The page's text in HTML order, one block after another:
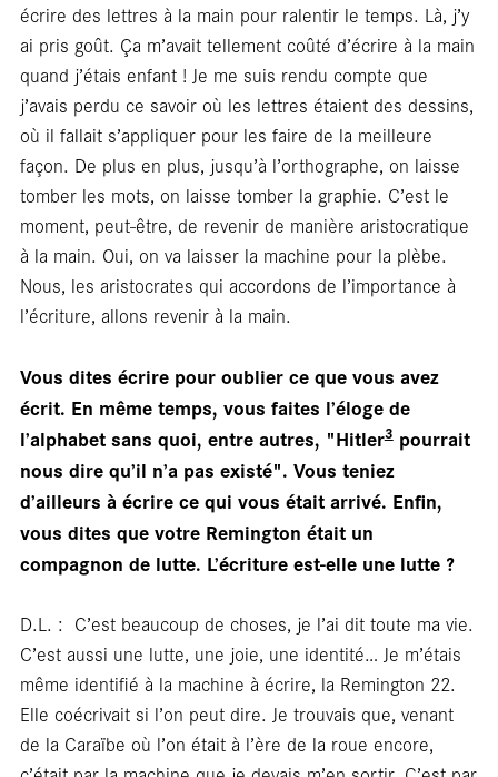
écrire des lettres à la main pour ralentir le temps. Là, j’y
ai pris goût. Ça m’avait tellement coûté d’écrire à la main
quand j’étais enfant ! Je me suis rendu compte que
j’avais perdu ce savoir où les lettres étaient des dessins,
où il fallait s’appliquer pour les faire de la meilleure
façon. De plus en plus, jusqu’à l’orthographe, on laisse
tomber les mots, on laisse tomber la graphie. C’est le
moment, peut-être, de revenir de manière aristocratique
à la main. Oui, on va laisser la machine pour la plèbe.
Nous, les aristocrates qui accordons de l’importance à
l’écriture, allons revenir à la main.
Vous dites écrire pour oublier ce que vous avez
écrit. En même temps, vous faites l’éloge de
l’alphabet sans quoi, entre autres, "Hitler3pourrait
nous dire qu’il n’a pas existé". Vous teniez
d’ailleurs à écrire ce qui vous était arrivé. Enfin,
vous dites que votre Remington était un
compagnon de lutte. L’écriture est-elle une lutte ?
D.L. : C’est beaucoup de choses, je l’ai dit toute ma vie.
C’est aussi une lutte, une joie, une identité… Je m’étais
même identifié à la machine à écrire, la Remington 22.
Elle coécrivait si l’on peut dire. Je trouvais que, venant
de la Caraïbe où l’on était à l’ère de la roue encore,